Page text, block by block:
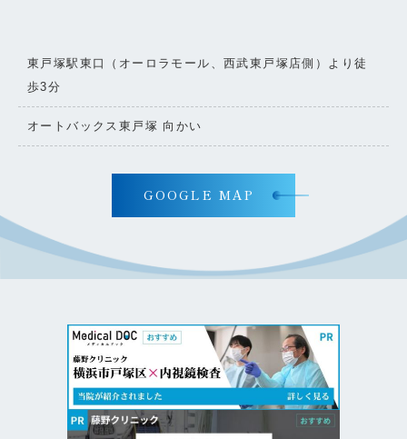
東戸塚駅東口（オーロラモール、西武東戸塚店側）より徒
歩3分
オートバックス東戸塚 向かい
GOOGLE MAP